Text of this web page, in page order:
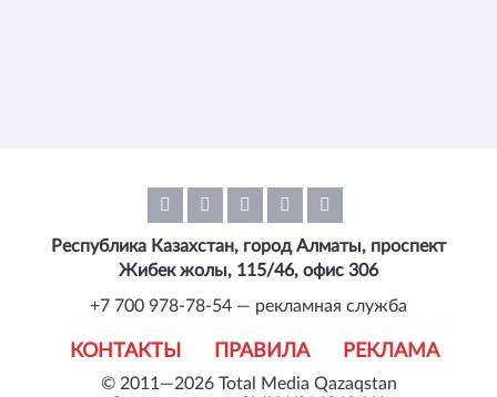
© 2011—2026 Total Media Qazaqstan
КОНТАКТЫ ПРАВИЛА РЕКЛАМА
Республика Казахстан, город Алматы, проспект
Жибек жолы, 115/46, офис 306
+7 700 978-78-54 — рекламная служба